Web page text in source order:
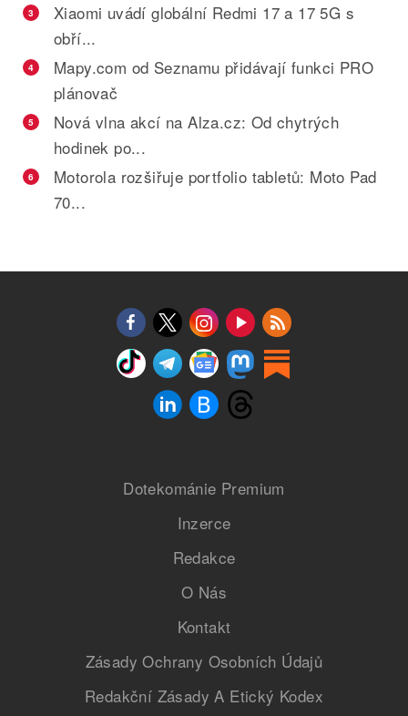
3
Xiaomi uvádí globální Redmi 17 a 17 5G s
obří...
4
Mapy.com od Seznamu přidávají funkci PRO
plánovač
5
Nová vlna akcí na Alza.cz: Od chytrých
hodinek po...
6
Motorola rozšiřuje portfolio tabletů: Moto Pad
70...
Dotekománie Premium
Inzerce
Redakce
O Nás
Kontakt
Zásady Ochrany Osobních Údajů
Redakční Zásady A Etický Kodex